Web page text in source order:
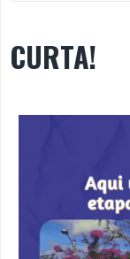
CURTA!